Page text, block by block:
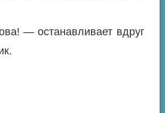
— останавливает вдруг